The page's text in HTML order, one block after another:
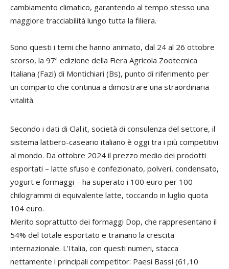
cambiamento climatico, garantendo al tempo stesso una
maggiore tracciabilità lungo tutta la filiera.
Sono questi i temi che hanno animato, dal 24 al 26 ottobre
scorso, la 97ª edizione della Fiera Agricola Zootecnica
Italiana (Fazi) di Montichiari (Bs), punto di riferimento per
un comparto che continua a dimostrare una straordinaria
vitalità.
Secondo i dati di Clal.it, società di consulenza del settore, il
sistema lattiero-caseario italiano è oggi tra i più competitivi
al mondo. Da ottobre 2024 il prezzo medio dei prodotti
esportati – latte sfuso e confezionato, polveri, condensato,
yogurt e formaggi – ha superato i 100 euro per 100
chilogrammi di equivalente latte, toccando in luglio quota
104 euro.
Merito soprattutto dei formaggi Dop, che rappresentano il
54% del totale esportato e trainano la crescita
internazionale. L’Italia, con questi numeri, stacca
nettamente i principali competitor: Paesi Bassi (61,10